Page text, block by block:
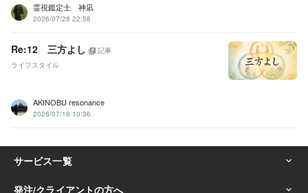
安心をお届け ⭐️AB型双子座の見方・捉え方・考え方
豊かに！コーチングメニュー各種
⭐️ゆるーい関西弁講座
雑談 相談 世間話 自己肯定感
マイナス思考
電話相談
⭐️男女、髪のお悩みにお答えします ⭐️美容
#美容師 #美容室 #髪のお悩み
#コミュニケーション
霊視鑑定士 神凪
2026/07/28 22:58
Re:12 三方よし
記事
ライフスタイル
AKINOBU resonance
2026/07/16 10:36